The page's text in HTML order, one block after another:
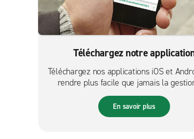
Téléchargez notre
Téléchargez nos applications iOS et
rendre plus facile que jamais la
réservations sur le pouce.
En savoir plus